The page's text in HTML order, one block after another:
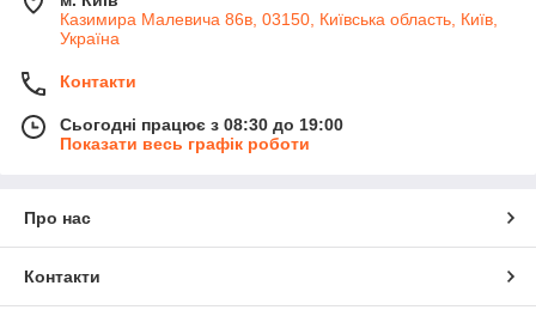
Казимира Малевича 86в, 03150, Київська область, Київ,
Україна
Контакти
Сьогодні працює з 08:30 до 19:00
Показати весь графік роботи
Про нас
Контакти